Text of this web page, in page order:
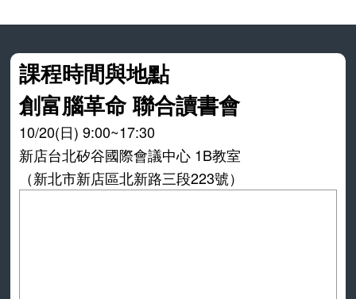
課程時間與地點
創富腦革命 聯合讀書會
10/20(日) 9:00~17:30
新店台北矽谷國際會議中心 1B教室
（新北市新店區北新路三段223號）